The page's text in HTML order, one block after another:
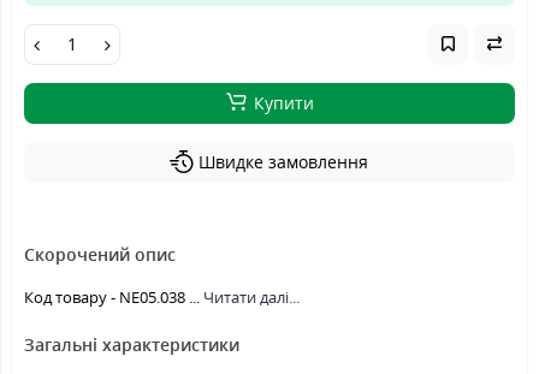
Купити
Швидке замовлення
Скорочений опис
Код товару - NE05.038 ... Читати далі...
Загальні характеристики